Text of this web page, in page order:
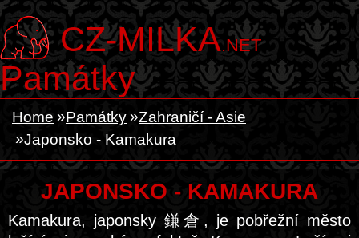
CZ-MILKA.NET
Památky
Home Památky
Zahraničí - Asie
Japonsko - Kamakura
JAPONSKO - KAMAKURA
Kamakura, japonsky 鎌倉, je pobřežní město